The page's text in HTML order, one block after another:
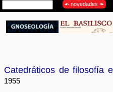
Catedráticos de filosofía
1955